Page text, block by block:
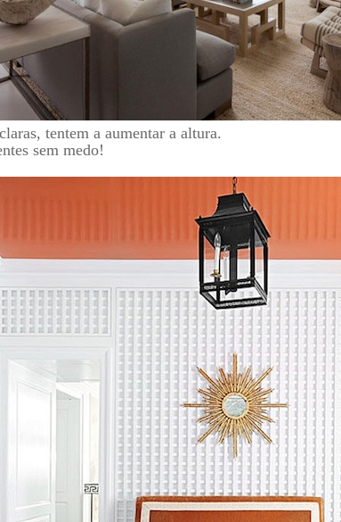
tentem a aumentar a altura.
sem medo!